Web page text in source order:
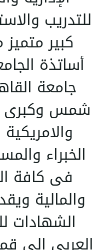
للتدريب
كبير
أساتذة
جامعة
شمس وكبرى
الخبراء
فى كافة
والمالية
الشهادات